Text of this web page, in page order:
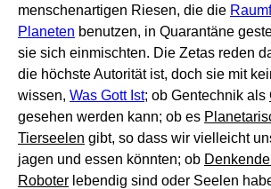
menschenartigen Riesen, die die
Planeten benutzen, in Quarantäne
sie sich einmischten. Die Zetas reden
die höchste Autorität ist, doch sie mit
wissen, Was Gott Ist; ob Gentechnik als
gesehen werden kann; ob es
Tierseelen gibt, so dass wir vielleicht
jagen und essen könnten; ob
Roboter lebendig sind oder Seelen